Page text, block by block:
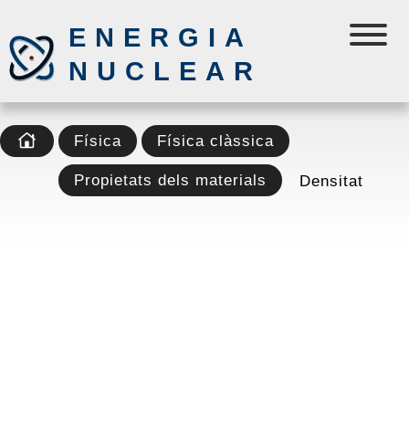
ENERGIA
NUCLEAR
Física Física clàssica
Propietats dels materials Densitat